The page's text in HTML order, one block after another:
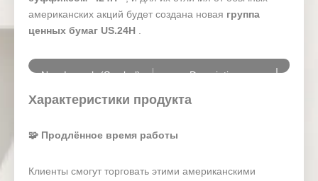
американских акций будет создана новая группа
ценных бумаг US.24H
New Launch (Symbol) Description
TSLA.24H Tesla-24Hours
NVIDIA.24H NVIDIA Corp-24Hours
Характеристики продукта
🧩 Продлённое время работы
Клиенты смогут торговать этими американскими